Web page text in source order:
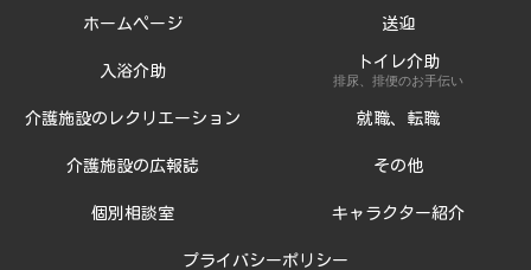
ホームページ 送迎
入浴介助
トイレ介助
排尿、排便のお手伝い
介護施設のレクリエーション 就職、転職
介護施設の広報誌 その他
個別相談室 キャラクター紹介
プライバシーポリシー